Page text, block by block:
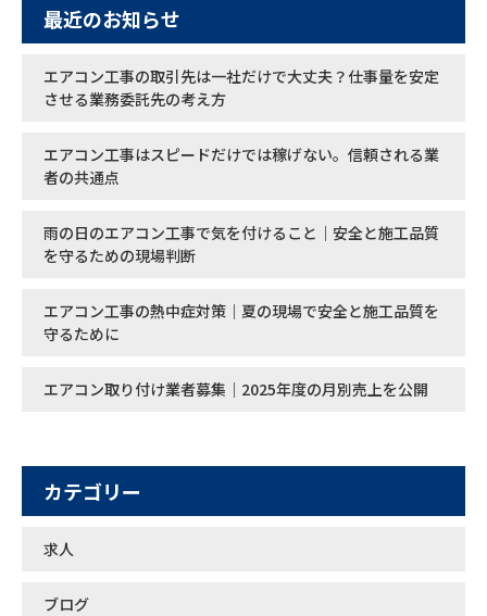
最近のお知らせ
エアコン工事の取引先は一社だけで大丈夫？仕事量を安定
させる業務委託先の考え方
エアコン工事はスピードだけでは稼げない。信頼される業
者の共通点
雨の日のエアコン工事で気を付けること｜安全と施工品質
を守るための現場判断
エアコン工事の熱中症対策｜夏の現場で安全と施工品質を
守るために
エアコン取り付け業者募集｜2025年度の月別売上を公開
カテゴリー
求人
ブログ